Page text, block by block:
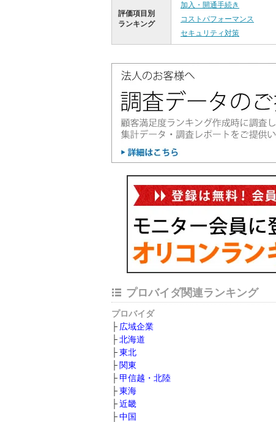
評価項目別
ランキング
加入・開通手続き
コストパフォーマンス
セキュリティ対策
プロバイダ関連ランキング
プロバイダ
広域企業
北海道
東北
関東
甲信越・北陸
東海
近畿
中国